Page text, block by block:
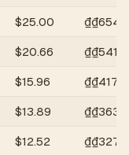
$25.00 ₫
$20.66 ₫
$15.96 ₫
$13.89 ₫
$12.52 ₫